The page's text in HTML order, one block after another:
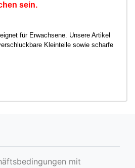
sein.
für Erwachsene. Unsere Artikel
Kleinteile sowie scharfe
mit